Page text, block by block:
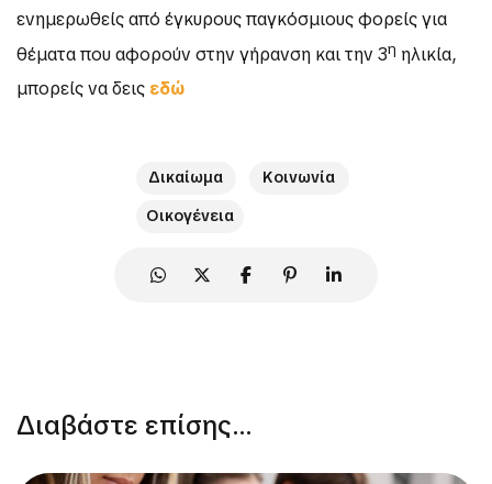
ενημερωθείς από έγκυρους παγκόσμιους φορείς για
θέματα που αφορούν στην γήρανση και την 3η ηλικία,
μπορείς να δεις εδώ
Δικαίωμα
Κοινωνία
Οικογένεια
Διαβάστε επίσης...